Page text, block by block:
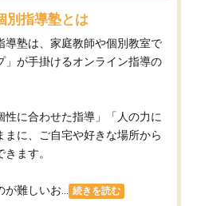
別指導塾とは
導塾は、家庭教師や個別教室で
」が手掛けるオンライン指導の
性に合わせた指導」「人の力に
まに、ご自宅や好きな場所から
ます。
難しいお... 続きを読む